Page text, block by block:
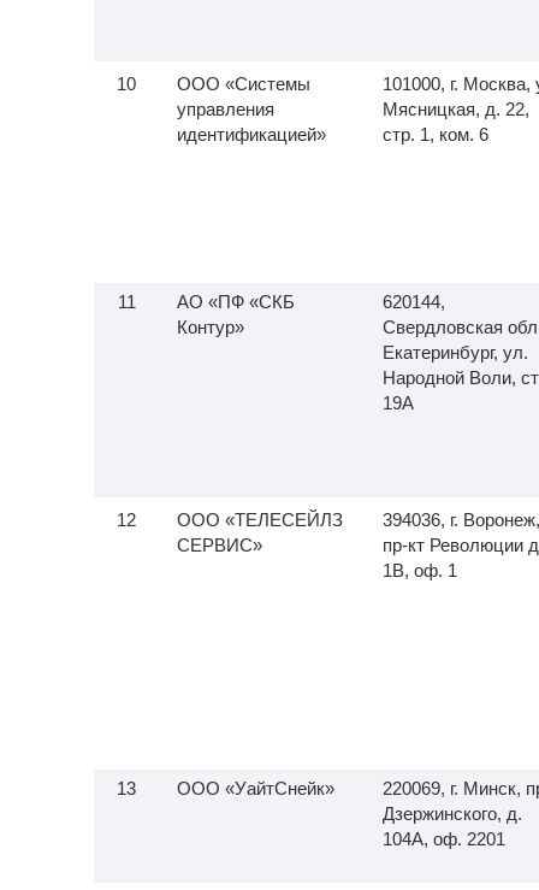
ООО «Системы
управления
идентификацией»
101000, г. Москва,
Мясницкая, д. 22,
стр. 1, ком. 6
АО «ПФ «СКБ
Контур»
620144,
Свердловская
Екатеринбург, ул.
Народной Воли,
19А
ООО «ТЕЛЕСЕЙЛЗ
СЕРВИС»
394036, г. Воронеж,
пр-кт Революции
1В, оф. 1
ООО «УайтСнейк»
220069, г. Минск,
Дзержинского, д.
104А, оф. 2201